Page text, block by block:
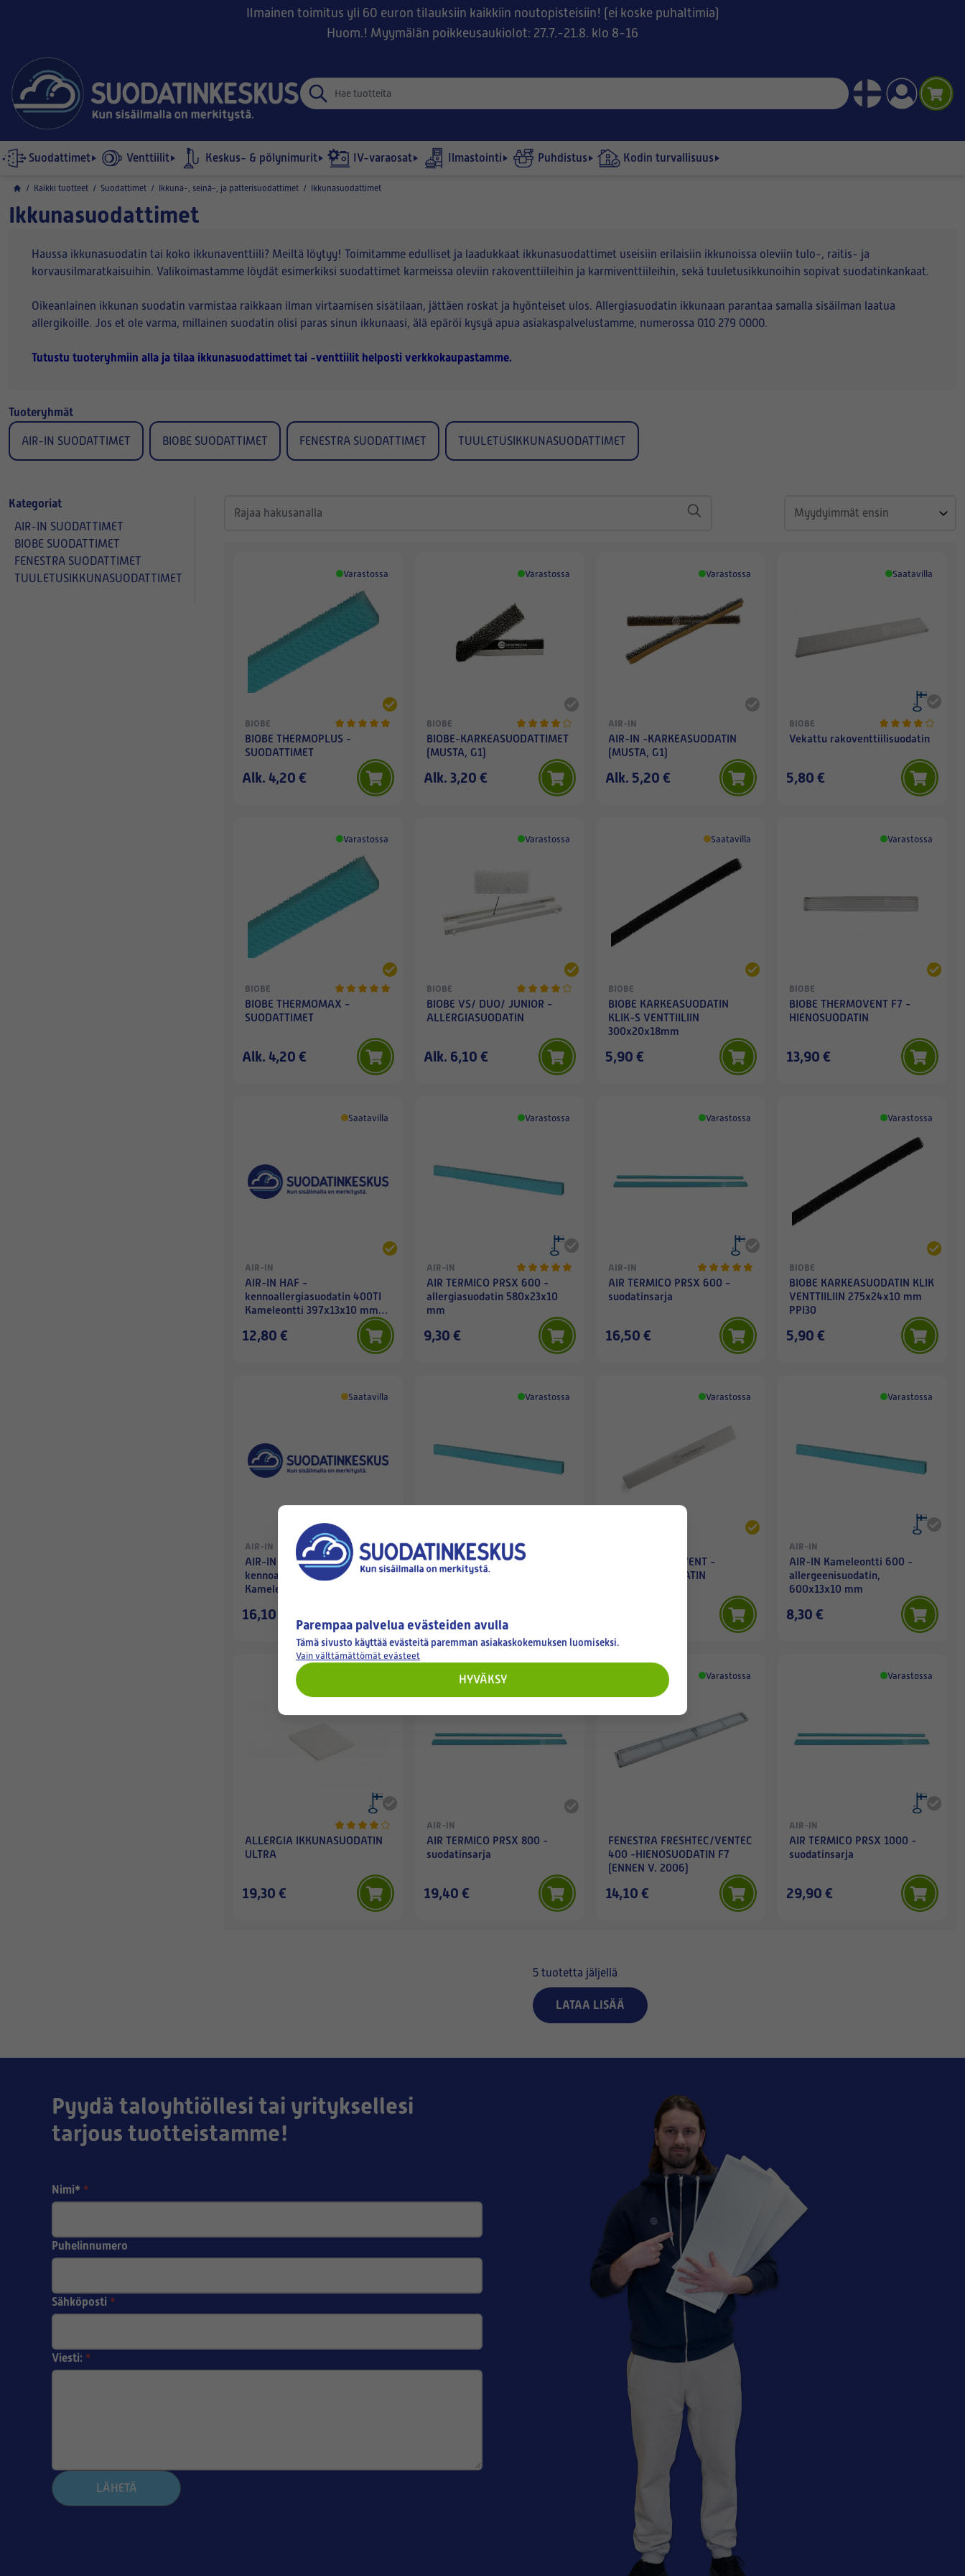
Ilmainen toimitus yli 60 euron tilauksiin kaikkiin noutopisteisiin! (ei koske puhaltimia)
Huom.! Myymälän poikkeusaukiolot: 27.7.-21.8. klo 8-16
Suodattimet Venttiilit Keskus- & pölynimurit IV-varaosat Ilmastointi Puhdistus Kodin turvallisuus
/ Kaikki tuotteet / Suodattimet / Ikkuna-, seinä-, ja patterisuodattimet / Ikkunasuodattimet
Ikkunasuodattimet
Haussa ikkunasuodatin tai koko ikkunaventtiili? Meiltä löytyy! Toimitamme edulliset ja laadukkaat ikkunasuodattimet useisiin erilaisiin ikkunoissa oleviin tulo-, raitis- ja
korvausilmaratkaisuihin. Valikoimastamme löydät esimerkiksi suodattimet karmeissa oleviin rakoventtiileihin ja karmiventtiileihin, sekä tuuletusikkunoihin sopivat suodatinkankaat.
Oikeanlainen ikkunan suodatin varmistaa raikkaan ilman virtaamisen sisätilaan, jättäen roskat ja hyönteiset ulos. Allergiasuodatin ikkunaan parantaa samalla sisäilman laatua
allergikoille. Jos et ole varma, millainen suodatin olisi paras sinun ikkunaasi, älä epäröi kysyä apua asiakaspalvelustamme, numerossa 010 279 0000.
Tutustu tuoteryhmiin alla ja tilaa ikkunasuodattimet tai -venttiilit helposti verkkokaupastamme.
Tuoteryhmät
AIR-IN SUODATTIMET BIOBE SUODATTIMET FENESTRA SUODATTIMET TUULETUSIKKUNASUODATTIMET
Kategoriat
AIR-IN SUODATTIMET
BIOBE SUODATTIMET
FENESTRA SUODATTIMET
TUULETUSIKKUNASUODATTIMET
Varastossa
BIOBE
BIOBE THERMOPLUS -
SUODATTIMET
Alk. 4,20 €
Varastossa
BIOBE
BIOBE-KARKEASUODATTIMET
(MUSTA, G1)
Alk. 3,20 €
Varastossa
AIR-IN
AIR-IN -KARKEASUODATIN
(MUSTA, G1)
Alk. 5,20 €
Saatavilla
BIOBE
Vekattu rakoventtiilisuodatin
5,80 €
Varastossa
BIOBE
BIOBE THERMOMAX -
SUODATTIMET
Alk. 4,20 €
Varastossa
BIOBE
BIOBE VS/ DUO/ JUNIOR -
ALLERGIASUODATIN
Alk. 6,10 €
Saatavilla
BIOBE
BIOBE KARKEASUODATIN
KLIK-S VENTTIILIIN
300x20x18mm
5,90 €
Varastossa
BIOBE
BIOBE THERMOVENT F7 -
HIENOSUODATIN
13,90 €
Saatavilla
AIR-IN
AIR-IN HAF -
kennoallergiasuodatin 400TI
Kameleontti 397x13x10 mm
12,80 €
Varastossa
AIR-IN
AIR TERMICO PRSX 600 -
allergiasuodatin 580x23x10
mm
9,30 €
Varastossa
AIR-IN
AIR TERMICO PRSX 600 -
suodatinsarja
16,50 €
Varastossa
BIOBE
BIOBE KARKEASUODATIN KLIK
VENTTIILIIN 275x24x10 mm
PPI30
5,90 €
Saatavilla
AIR-IN
AIR-IN HAF -
kennoallergiasuodatin 600TI
Kameleontti 597x13x10 mm
16,10 €
Varastossa
AIR-IN
AIR-IN Kameleontti 400 -
allergeenisuodatin,
Varastossa
BIOBE THERMOVENT -
ALLERGIASUODATIN
Varastossa
AIR-IN
AIR-IN Kameleontti 600 -
allergeenisuodatin,
600x13x10 mm
8,30 €
ALLERGIA IKKUNASUODATIN
ULTRA
19,30 €
AIR-IN
AIR TERMICO PRSX 800 -
suodatinsarja
19,40 €
Varastossa
FENESTRA FRESHTEC/VENTEC
400 -HIENOSUODATIN F7
(ENNEN V. 2006)
14,10 €
Varastossa
AIR-IN
AIR TERMICO PRSX 1000 -
suodatinsarja
29,90 €
5 tuotetta jäljellä
LATAA LISÄÄ
Pyydä taloyhtiöllesi tai yrityksellesi
tarjous tuotteistamme!
Nimi* *
Puhelinnumero
Sähköposti *
Viesti: *
LÄHETÄ
Parempaa palvelua evästeiden avulla
Tämä sivusto käyttää evästeitä paremman asiakaskokemuksen luomiseksi.
Vain välttämättömät evästeet
HYVÄKSY